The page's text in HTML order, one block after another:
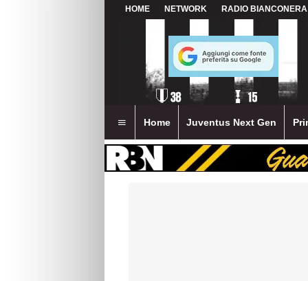
HOME NETWORK RADIO BIANCONERA
Home Juventus Next Gen